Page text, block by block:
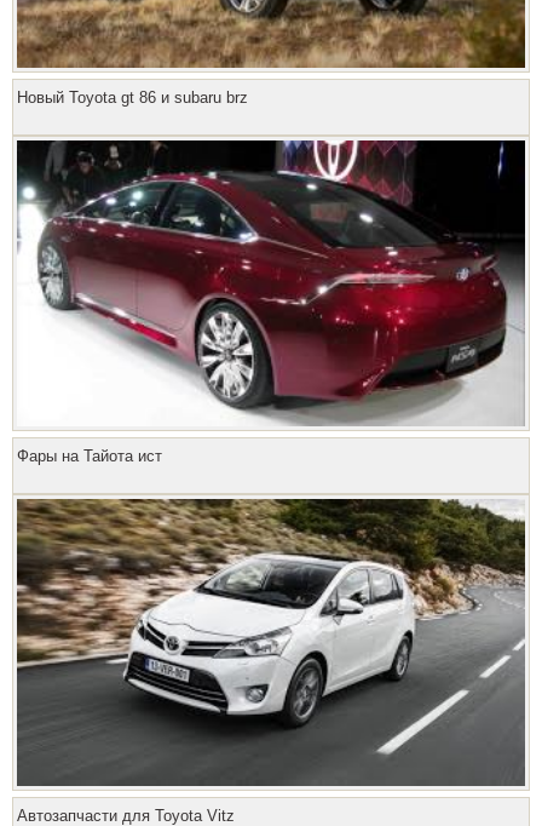
Новый Toyota gt 86 и subaru brz
Фары на Тайота ист
Автозапчасти для Toyota Vitz